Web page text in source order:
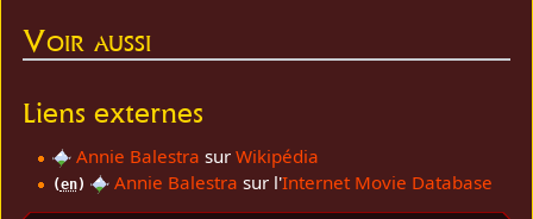
Voir aussi
Liens externes
Annie Balestra sur Wikipédia
(en) Annie Balestra sur l'Internet Movie Database